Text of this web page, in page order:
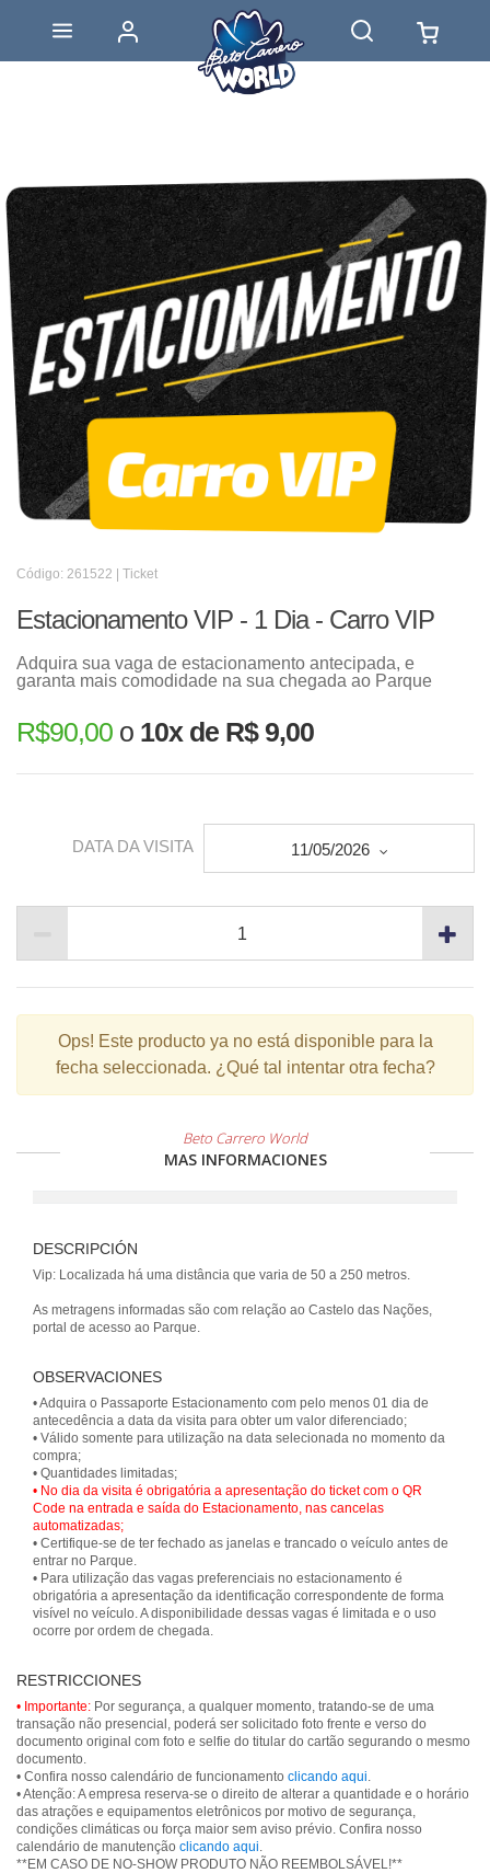
Código: 261522 | Ticket
Estacionamento VIP - 1 Dia - Carro VIP
Adquira sua vaga de estacionamento antecipada, e
garanta mais comodidade na sua chegada ao Parque
R$90,00 o 10x de R$ 9,00
DATA DA VISITA 11/05/2026
Ops! Este producto ya no está disponible para la
fecha seleccionada. ¿Qué tal intentar otra fecha?
Beto Carrero World
MAS INFORMACIONES
DESCRIPCIÓN
Vip: Localizada há uma distância que varia de 50 a 250 metros.
As metragens informadas são com relação ao Castelo das Nações,
portal de acesso ao Parque.
OBSERVACIONES
• Adquira o Passaporte Estacionamento com pelo menos 01 dia de
antecedência a data da visita para obter um valor diferenciado;
• Válido somente para utilização na data selecionada no momento da
compra;
• No dia da visita é obrigatória a apresentação do ticket com o QR
Code na entrada e saída do Estacionamento, nas cancelas
automatizadas;
• Certifique-se de ter fechado as janelas e trancado o veículo antes de
entrar no Parque.
• Para utilização das vagas preferenciais no estacionamento é
obrigatória a apresentação da identificação correspondente de forma
visível no veículo. A disponibilidade dessas vagas é limitada e o uso
ocorre por ordem de chegada.
RESTRICCIONES
• Importante: Por segurança, a qualquer momento, tratando-se de uma
transação não presencial, poderá ser solicitado foto frente e verso do
documento original com foto e selfie do titular do cartão segurando o mesmo
documento.
• Confira nosso calendário de funcionamento clicando aqui.
• Atenção: A empresa reserva-se o direito de alterar a quantidade e o horário
das atrações e equipamentos eletrônicos por motivo de segurança,
condições climáticas ou força maior sem aviso prévio. Confira nosso
calendário de manutenção clicando aqui.
**EM CASO DE NO-SHOW PRODUTO NÃO REEMBOLSÁVEL!**